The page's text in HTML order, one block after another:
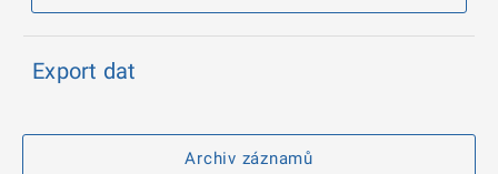
Export dat
Archiv záznamů